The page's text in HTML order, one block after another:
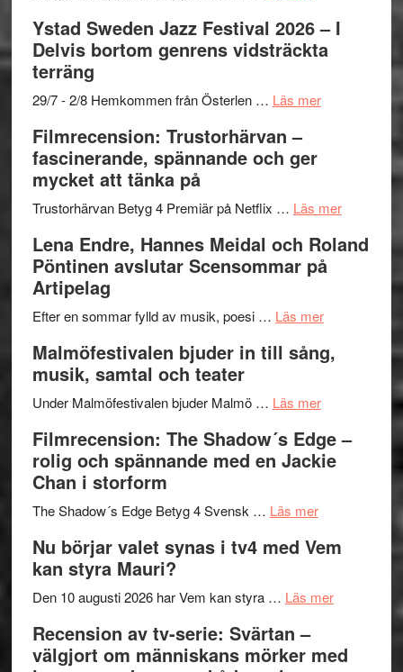
stipendium
Det
grönaste
–
och
lättsam
Ystad Sweden Jazz Festival 2026 – I
Delvis bortom genrens vidsträckta
terräng
29/7 - 2/8 Hemkommen från Österlen … Läs merom
2026
I
Delvis
genrens
terräng
Filmrecension: Trustorhärvan –
fascinerande, spännande och ger
mycket att tänka på
Trustorhärvan Betyg 4 Premiär på Netflix … Läs merom
på
Lena Endre, Hannes Meidal och Roland
Pöntinen avslutar Scensommar på
Artipelag
Efter en sommar fylld av musik, poesi … Läs merom
Endre,
Roland
Pöntinen
Scensommar
Artipelag
Malmöfestivalen bjuder in till sång,
musik, samtal och teater
Under Malmöfestivalen bjuder Malmö … Läs merom
bjuder
in
samtal
teater
Filmrecension: The Shadow´s Edge –
rolig och spännande med en Jackie
Chan i storform
The Shadow´s Edge Betyg 4 Svensk … Läs merom
Filmrecension:
The
´s
rolig
Nu börjar valet synas i tv4 med Vem
kan styra Mauri?
Den 10 augusti 2026 har Vem kan styra … Läs merom
valet
Recension av tv-serie: Svärtan –
välgjort om människans mörker med